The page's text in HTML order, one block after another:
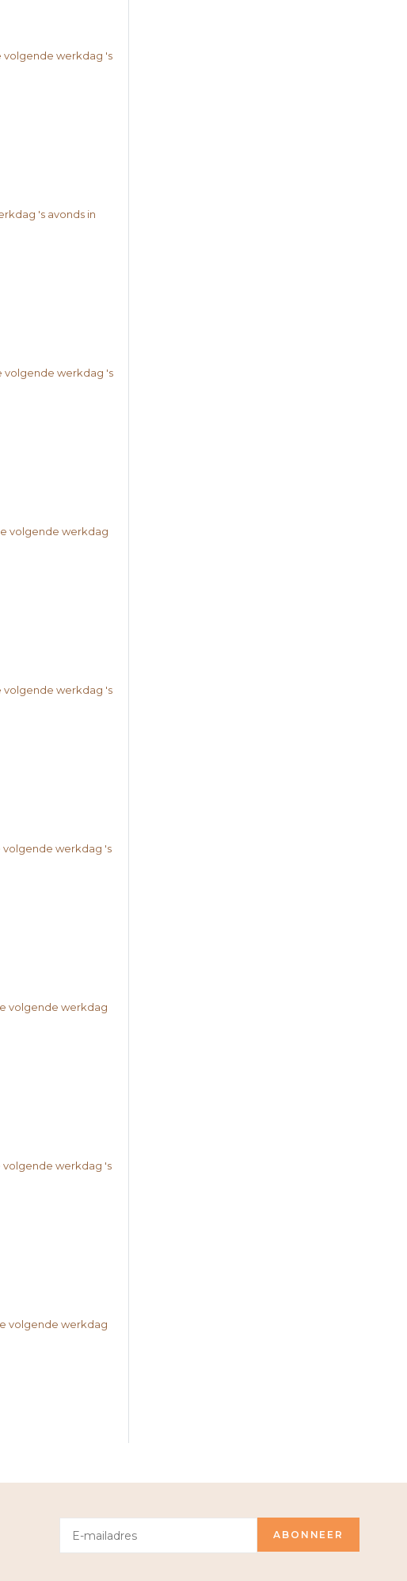
volgende werkdag 's
's avonds in
volgende werkdag 's
volgende werkdag
volgende werkdag 's
volgende werkdag 's
volgende werkdag
volgende werkdag 's
volgende werkdag
ABONNEER